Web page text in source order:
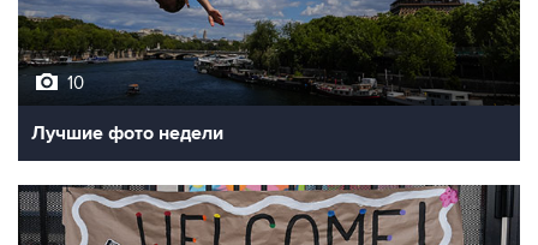
10
Лучшие фото недели